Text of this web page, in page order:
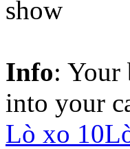
Info: Your
into your
Lò xo 10